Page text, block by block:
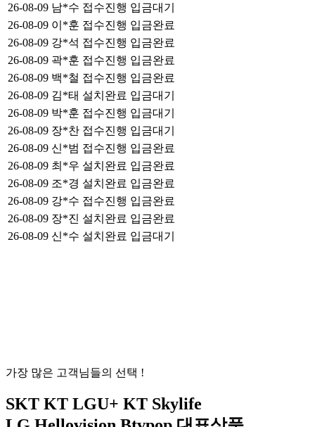
26-08-09 남*수 접수진행 입금대기
26-08-09 이*훈 접수진행 입금완료
26-08-09 강*석 접수진행 입금완료
26-08-09 곽*훈 접수진행 입금완료
26-08-09 백*철 접수진행 입금완료
26-08-09 김*태 설치완료 입금대기
26-08-09 박*훈 접수진행 입금대기
26-08-09 장*찬 접수진행 입금대기
26-08-09 신*범 접수진행 입금완료
26-08-09 최*우 설치완료 입금완료
26-08-09 조*경 설치완료 입금완료
26-08-09 강*수 접수진행 입금완료
26-08-09 장*진 설치완료 입금완료
26-08-09 신*수 설치완료 입금대기
가장 많은 고객님들의 선택 !
SKT KT LGU+ KT Skylife